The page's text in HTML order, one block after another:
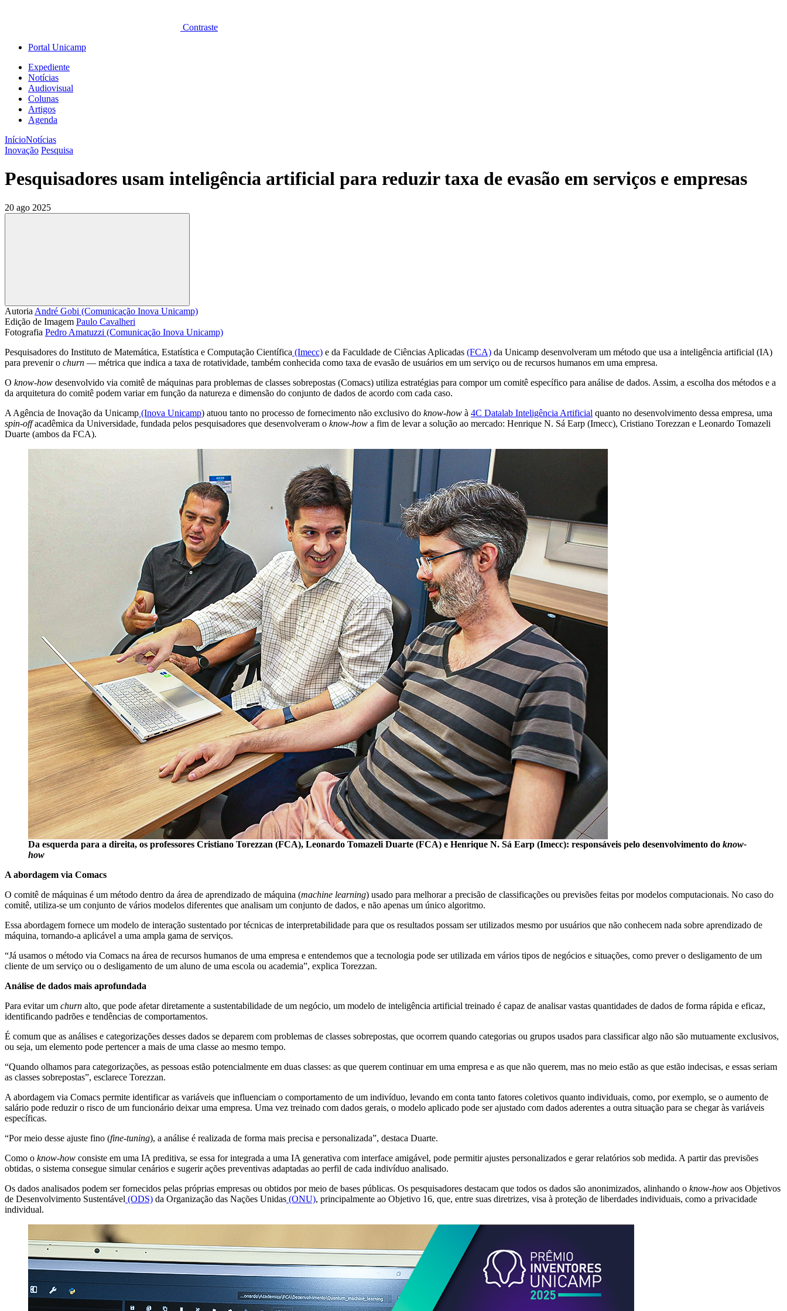
Contraste
Portal Unicamp
Expediente
Notícias
Audiovisual
Colunas
Artigos
Agenda
InícioNotícias
Inovação Pesquisa
Pesquisadores usam inteligência artificial para reduzir taxa de evasão em serviços e empresas
20 ago 2025
Compartilhar
Autoria André Gobi (Comunicação Inova Unicamp)
Edição de Imagem Paulo Cavalheri
Fotografia Pedro Amatuzzi (Comunicação Inova Unicamp)
Pesquisadores do Instituto de Matemática, Estatística e Computação Científica (Imecc) e da Faculdade de Ciências Aplicadas (FCA) da Unicamp desenvolveram um método que usa a inteligência artificial (IA)
para prevenir o churn — métrica que indica a taxa de rotatividade, também conhecida como taxa de evasão de usuários em um serviço ou de recursos humanos em uma empresa.
O know-how desenvolvido via comitê de máquinas para problemas de classes sobrepostas (Comacs) utiliza estratégias para compor um comitê específico para análise de dados. Assim, a escolha dos métodos e a
da arquitetura do comitê podem variar em função da natureza e dimensão do conjunto de dados de acordo com cada caso.
A Agência de Inovação da Unicamp (Inova Unicamp) atuou tanto no processo de fornecimento não exclusivo do know-how à 4C Datalab Inteligência Artificial quanto no desenvolvimento dessa empresa, uma
spin-offacadêmica da Universidade, fundada pelos pesquisadores que desenvolveram o know-how a fim de levar a solução ao mercado: Henrique N. Sá Earp (Imecc), Cristiano Torezzan e Leonardo Tomazeli
Duarte (ambos da FCA).
Da esquerda para a direita, os professores Cristiano Torezzan (FCA), Leonardo Tomazeli Duarte (FCA) e Henrique N. Sá Earp (Imecc): responsáveis pelo desenvolvimento do know-
how
A abordagem via Comacs
O comitê de máquinas é um método dentro da área de aprendizado de máquina (machine learning) usado para melhorar a precisão de classificações ou previsões feitas por modelos computacionais. No caso do
comitê, utiliza-se um conjunto de vários modelos diferentes que analisam um conjunto de dados, e não apenas um único algoritmo.
Essa abordagem fornece um modelo de interação sustentado por técnicas de interpretabilidade para que os resultados possam ser utilizados mesmo por usuários que não conhecem nada sobre aprendizado de
máquina, tornando-a aplicável a uma ampla gama de serviços.
“Já usamos o método via Comacs na área de recursos humanos de uma empresa e entendemos que a tecnologia pode ser utilizada em vários tipos de negócios e situações, como prever o desligamento de um
cliente de um serviço ou o desligamento de um aluno de uma escola ou academia”, explica Torezzan.
Análise de dados mais aprofundada
Para evitar um churn alto, que pode afetar diretamente a sustentabilidade de um negócio, um modelo de inteligência artificial treinado é capaz de analisar vastas quantidades de dados de forma rápida e eficaz,
identificando padrões e tendências de comportamentos.
É comum que as análises e categorizações desses dados se deparem com problemas de classes sobrepostas, que ocorrem quando categorias ou grupos usados para classificar algo não são mutuamente exclusivos,
ou seja, um elemento pode pertencer a mais de uma classe ao mesmo tempo.
“Quando olhamos para categorizações, as pessoas estão potencialmente em duas classes: as que querem continuar em uma empresa e as que não querem, mas no meio estão as que estão indecisas, e essas seriam
as classes sobrepostas”, esclarece Torezzan.
A abordagem via Comacs permite identificar as variáveis que influenciam o comportamento de um indivíduo, levando em conta tanto fatores coletivos quanto individuais, como, por exemplo, se o aumento de
salário pode reduzir o risco de um funcionário deixar uma empresa. Uma vez treinado com dados gerais, o modelo aplicado pode ser ajustado com dados aderentes a outra situação para se chegar às variáveis
específicas.
“Por meio desse ajuste fino (fine-tuning), a análise é realizada de forma mais precisa e personalizada”, destaca Duarte.
Como o know-how consiste em uma IA preditiva, se essa for integrada a uma IA generativa com interface amigável, pode permitir ajustes personalizados e gerar relatórios sob medida. A partir das previsões
obtidas, o sistema consegue simular cenários e sugerir ações preventivas adaptadas ao perfil de cada indivíduo analisado.
Os dados analisados podem ser fornecidos pelas próprias empresas ou obtidos por meio de bases públicas. Os pesquisadores destacam que todos os dados são anonimizados, alinhando o know-how aos Objetivos
de Desenvolvimento Sustentável (ODS) da Organização das Nações Unidas (ONU), principalmente ao Objetivo 16, que, entre suas diretrizes, visa à proteção de liberdades individuais, como a privacidade
individual.